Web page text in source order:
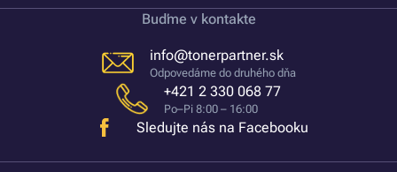
Buďme v kontakte
info@tonerpartner.sk
Odpovedáme do druhého dňa
+421 2 330 068 77
Po–Pi 8:00 – 16:00
Sledujte nás na Facebooku